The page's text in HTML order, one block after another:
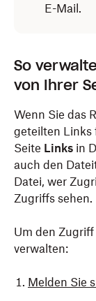
E-Mail.
So
von Ihrer
Wenn Sie das
geteilten Links
Seite Links in
auch den
Datei, wer
Zugriffs sehen.
Um den
verwalten:
Melden Sie